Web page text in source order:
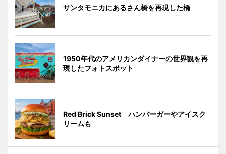
サンタモニカにあるさん橋を再現した橋
1950年代のアメリカンダイナーの世界観を再
現したフォトスポット
Red Brick Sunset ハンバーガーやアイスク
リームも